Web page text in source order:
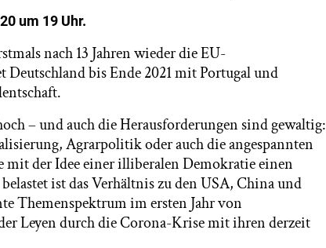
um 19 Uhr.
nach 13 Jahren wieder die EU-
bis Ende 2021 mit Portugal und
– und auch die Herausforderungen sind gewaltig:
Agrarpolitik oder auch die angespannten
mit der Idee einer illiberalen Demokratie einen
ist das Verhältnis zu den USA, China und
Themenspektrum im ersten Jahr von
Leyen durch die Corona-Krise mit ihren derzeit